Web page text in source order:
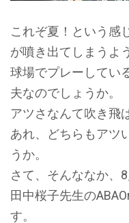
これぞ夏！という感
が噴き出てしまうよ
球場でプレーしてい
夫なのでしょうか。
アツさなんて吹き飛
あれ、どちらもアツ
うか。
さて、そんななか、
田中桜子先生の
す。